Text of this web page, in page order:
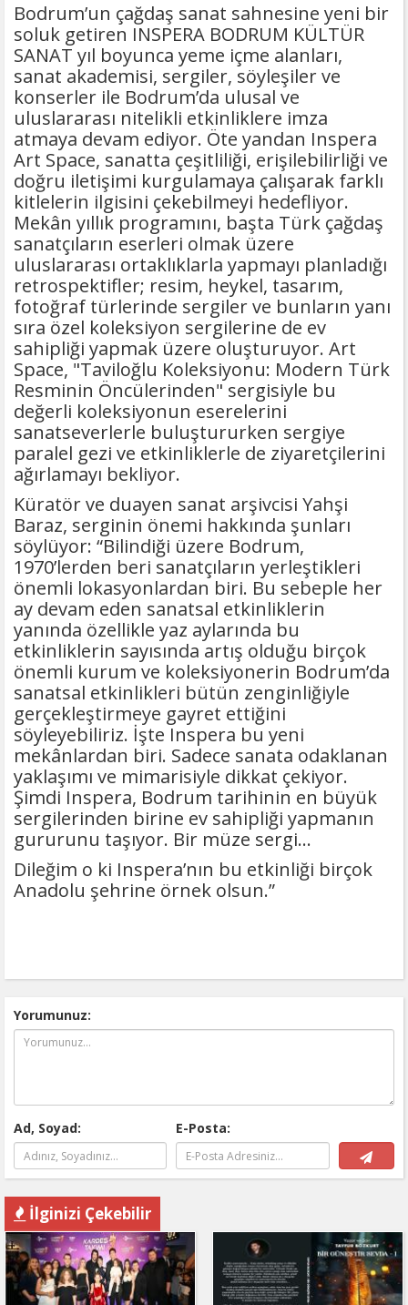
Bodrum’un çağdaş sanat sahnesine yeni bir
soluk getiren INSPERA BODRUM KÜLTÜR
SANAT yıl boyunca yeme içme alanları,
sanat akademisi, sergiler, söyleşiler ve
konserler ile Bodrum’da ulusal ve
uluslararası nitelikli etkinliklere imza
atmaya devam ediyor. Öte yandan Inspera
Art Space, sanatta çeşitliliği, erişilebilirliği ve
doğru iletişimi kurgulamaya çalışarak farklı
kitlelerin ilgisini çekebilmeyi hedefliyor.
Mekân yıllık programını, başta Türk çağdaş
sanatçıların eserleri olmak üzere
uluslararası ortaklıklarla yapmayı planladığı
retrospektifler; resim, heykel, tasarım,
fotoğraf türlerinde sergiler ve bunların yanı
sıra özel koleksiyon sergilerine de ev
sahipliği yapmak üzere oluşturuyor. Art
Space, "Taviloğlu Koleksiyonu: Modern Türk
Resminin Öncülerinden" sergisiyle bu
değerli koleksiyonun eserelerini
sanatseverlerle buluştururken sergiye
paralel gezi ve etkinliklerle de ziyaretçilerini
ağırlamayı bekliyor.
Küratör ve duayen sanat arşivcisi Yahşi
Baraz, serginin önemi hakkında şunları
söylüyor: “Bilindiği üzere Bodrum,
1970’lerden beri sanatçıların yerleştikleri
önemli lokasyonlardan biri. Bu sebeple her
ay devam eden sanatsal etkinliklerin
yanında özellikle yaz aylarında bu
etkinliklerin sayısında artış olduğu birçok
önemli kurum ve koleksiyonerin Bodrum’da
sanatsal etkinlikleri bütün zenginliğiyle
gerçekleştirmeye gayret ettiğini
söyleyebiliriz. İşte Inspera bu yeni
mekânlardan biri. Sadece sanata odaklanan
yaklaşımı ve mimarisiyle dikkat çekiyor.
Şimdi Inspera, Bodrum tarihinin en büyük
sergilerinden birine ev sahipliği yapmanın
gururunu taşıyor. Bir müze sergi…
Dileğim o ki Inspera’nın bu etkinliği birçok
Anadolu şehrine örnek olsun.”
Yorumunuz:
Ad, Soyad: E-Posta:
İlginizi Çekebilir